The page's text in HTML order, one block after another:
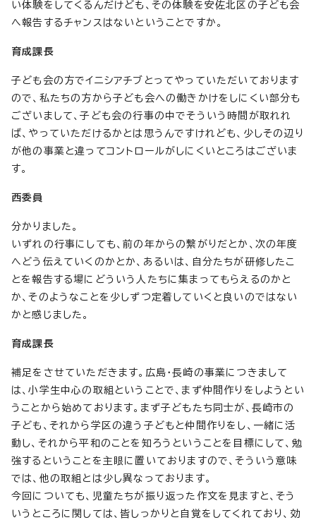
い体験をしてくるんだけども、その体験を安佐北区の子ども会
へ報告するチャンスはないということですか。
育成課長
子ども会の方でイニシアチブとってやっていただいております
ので、私たちの方から子ども会への働きかけをしにくい部分も
ございまして、子ども会の行事の中でそういう時間が取れれ
ば、やっていただけるかとは思うんですけれども、少しその辺り
が他の事業と違ってコントロールがしにくいところはございま
す。
西委員
分かりました。
いずれの行事にしても、前の年からの繋がりだとか、次の年度
へどう伝えていくのかとか、あるいは、自分たちが研修したこ
とを報告する場にどういう人たちに集まってもらえるのかと
か、そのようなことを少しずつ定着していくと良いのではない
かと感じました。
育成課長
補足をさせていただきます。広島・長崎の事業につきまして
は、小学生中心の取組ということで、まず仲間作りをしようとい
うことから始めております。まず子どもたち同士が、長崎市の
子ども、それから学区の違う子どもと仲間作りをし、一緒に活
動し、それから平和のことを知ろうということを目標にして、勉
強するということを主眼に置いておりますので、そういう意味
では、他の取組とは少し異なっております。
今回についても、児童たちが振り返った作文を見ますと、そう
いうところに関しては、皆しっかりと自覚をしてくれており、効